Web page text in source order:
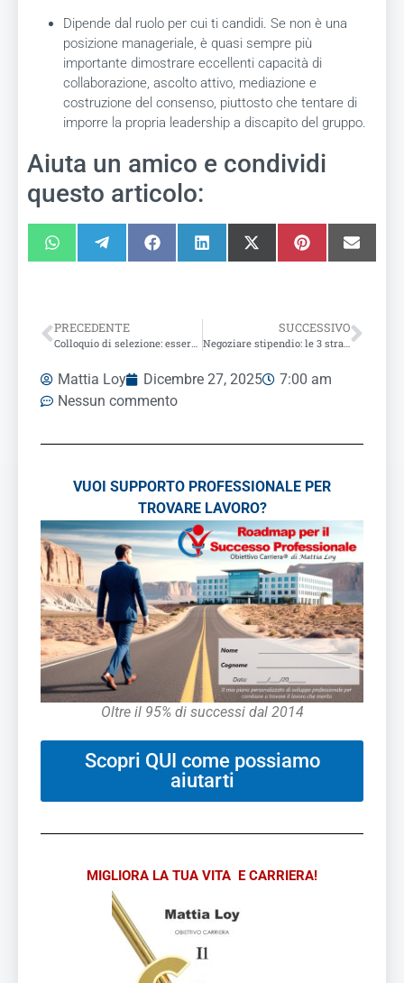
Dipende dal ruolo per cui ti candidi. Se non è una
posizione manageriale, è quasi sempre più
importante dimostrare eccellenti capacità di
collaborazione, ascolto attivo, mediazione e
costruzione del consenso, piuttosto che tentare di
imporre la propria leadership a discapito del gruppo.
Aiuta un amico e condividi
questo articolo:
PRECEDENTE SUCCESSIVO
Negoziare stipendio: le 3 strategie definitive per vincere al colloquio
Mattia Loy Dicembre 27, 2025
7:00 am
Nessun commento
VUOI SUPPORTO PROFESSIONALE PER
TROVARE LAVORO?
Oltre il 95% di successi dal 2014
Scopri QUI come possiamo
aiutarti
MIGLIORA LA TUA VITA E CARRIERA!